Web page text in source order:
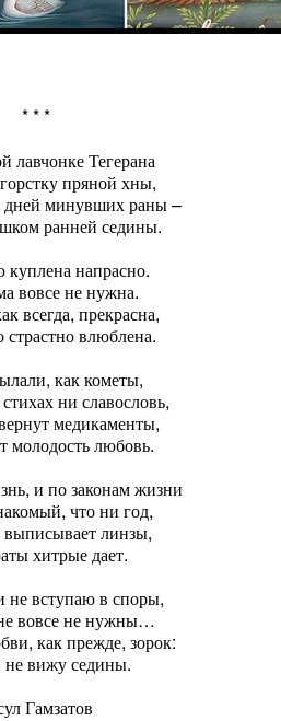
* * *
лавчонке Тегерана
пряной хны,
дней минувших раны –
ранней седины.
напрасно.
вовсе не нужна.
всегда, прекрасна,
влюблена.
как кометы,
ни славословь,
медикаменты,
молодость любовь.
и по законам жизни
что ни год,
линзы,
хитрые дает.
не вступаю в споры,
вовсе не нужны…
как прежде, зорок:
не вижу седины.
Гамзатов